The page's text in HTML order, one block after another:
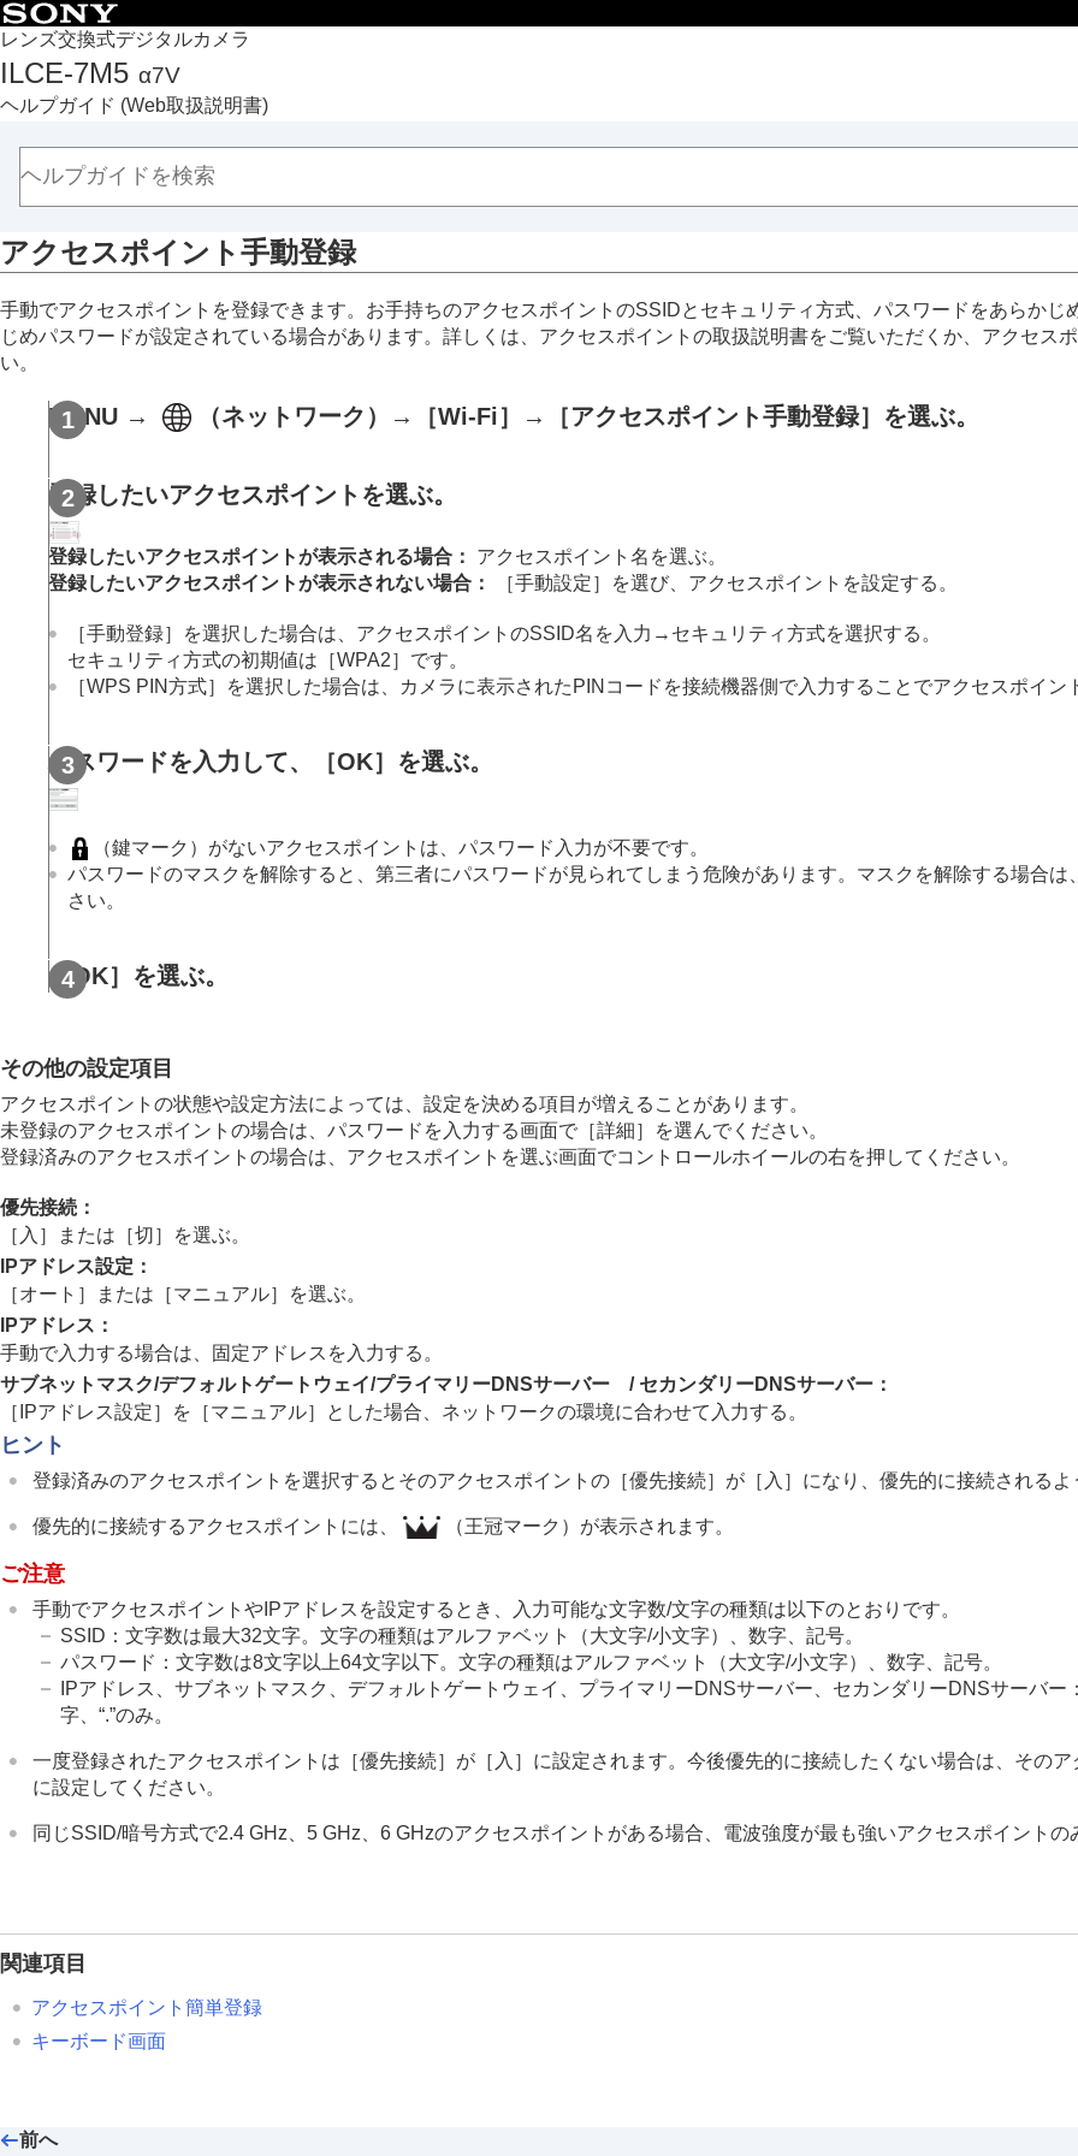
レンズ交換式デジタルカメラ
ILCE-7M5 α7V
ヘルプガイド (Web取扱説明書)
トップページ
ヘルプガイドの使いかた
必ずお読みください
本体と付属品を確認する
本機の基本操作
MENU一覧から機能を探す
撮影機能を活用する
再生する
メモリーカードの設定
ファイルの設定
ネットワークの設定
Wi-Fi接続
アクセスポイント手動登録
Wi-Fi周波数帯
Bluetooth設定
有線LAN （USB LAN）
USB LAN/テザリング
ルート証明書の読み込み
ネットワーク設定リセット
FTP転送機能
USB設定
外部出力設定
スマートフォンでできること
パソコンでできること
クラウドサービスを利用する
資料
故障かな？と思ったら
アクセスポイント手動登録
手動でアクセスポイントを登録できます。お手持ちのアクセスポイントのSSIDとセキュリティ方式、パスワードをあらかじ
じめパスワードが設定されている場合があります。詳しくは、アクセスポイントの取扱説明書をご覧いただくか、アクセス
い。
MENU → （ネットワーク ）→ ［Wi-Fi］ → ［アクセスポイント手動登録］ を選ぶ。
登録したいアクセスポイントを選ぶ。
登録したいアクセスポイントが表示される場合：
アクセスポイント名を選ぶ。
登録したいアクセスポイントが表示されない場合：
［手動設定］ を選び、アクセスポイントを設定する。
［手動登録］
を選択した場合は、アクセスポイントのSSID名を入力→セキュリティ方式を選択する。
セキュリティ方式の初期値は ［WPA2］ です。
［WPS PIN方式］
を選択した場合は、カメラに表示されたPINコードを接続機器側で入力することでアクセスポイン
パスワードを入力して、 ［OK］ を選ぶ。
（鍵マーク）がないアクセスポイントは、パスワード入力が不要です。
パスワードのマスクを解除すると、第三者にパスワードが見られてしまう危険があります。マスクを解除する場合
さい。
［OK］ を選ぶ。
その他の設定項目
アクセスポイントの状態や設定方法によっては、設定を決める項目が増えることがあります。
未登録のアクセスポイントの場合は、パスワードを入力する画面で ［詳細］
を選んでください。
登録済みのアクセスポイントの場合は、アクセスポイントを選ぶ画面でコントロールホイールの右を押してください。
優先接続 ：
［入］
または ［切］
を選ぶ。
IPアドレス設定 ：
［オート］
または ［マニュアル］
を選ぶ。
IPアドレス ：
手動で入力する場合は、固定アドレスを入力する。
サブネットマスク/デフォルトゲートウェイ/プライマリーDNSサーバー / セカンダリーDNSサーバー ：
［IPアドレス設定］
を ［マニュアル］ とした場合、ネットワークの環境に合わせて入力する。
ヒント
登録済みのアクセスポイントを選択するとそのアクセスポイントの ［優先接続］ が ［入］ になり、優先的に接続されるよ
優先的に接続するアクセスポイントには、 （王冠マーク）が表示されます。
ご注意
手動でアクセスポイントやIPアドレスを設定するとき、入力可能な文字数/文字の種類は以下のとおりです。
SSID：文字数は最大32文字。文字の種類はアルファベット（大文字/小文字）、数字、記号。
パスワード：文字数は8文字以上64文字以下。文字の種類はアルファベット（大文字/小文字）、数字、記号。
IPアドレス、サブネットマスク、デフォルトゲートウェイ、プライマリーDNSサーバー、セカンダリーDNSサーバ
字、“.”のみ。
一度登録されたアクセスポイントは ［優先接続］ が ［入］ に設定されます。今後優先的に接続したくない場合は、その
に設定してください。
同じSSID/暗号方式で2.4 GHz、5 GHz、6 GHzのアクセスポイントがある場合、電波強度が最も強いアクセスポイントの
関連項目
アクセスポイント簡単登録
キーボード画面
前へ